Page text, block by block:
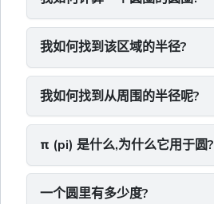
我如何找到该区域的半径?
我如何找到从周围的半径呢?
π (pi) 是什么,为什么它用于圆?
一个圆里有多少度?